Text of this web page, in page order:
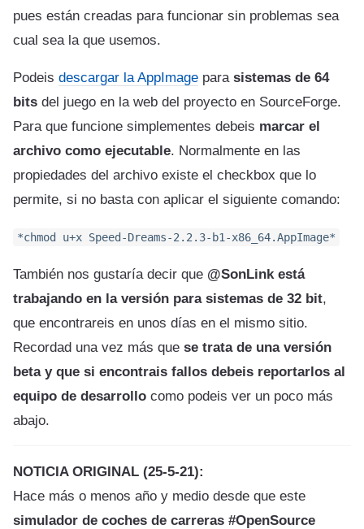
pues están creadas para funcionar sin problemas sea
cual sea la que usemos.
Podeis descargar la AppImage para sistemas de 64
bits del juego en la web del proyecto en SourceForge.
Para que funcione simplementes debeis marcar el
archivo como ejecutable. Normalmente en las
propiedades del archivo existe el checkbox que lo
permite, si no basta con aplicar el siguiente comando:
*chmod u+x Speed-Dreams-2.2.3-b1-x86_64.AppImage*
También nos gustaría decir que @SonLink está
trabajando en la versión para sistemas de 32 bit,
que encontrareis en unos días en el mismo sitio.
Recordad una vez más que se trata de una versión
beta y que si encontrais fallos debeis reportarlos al
equipo de desarrollo como podeis ver un poco más
abajo.
NOTICIA ORIGINAL (25-5-21):
Hace más o menos año y medio desde que este
simulador de coches de carreras #OpenSource